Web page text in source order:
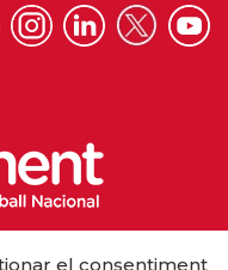
el consentiment